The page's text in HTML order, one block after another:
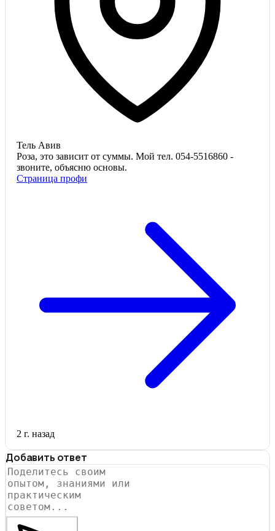
Тель Авив
Роза, это зависит от суммы. Мой тел. 054-5516860 -
звоните, объясню основы.
Страница профи
2 г. назад
Добавить ответ